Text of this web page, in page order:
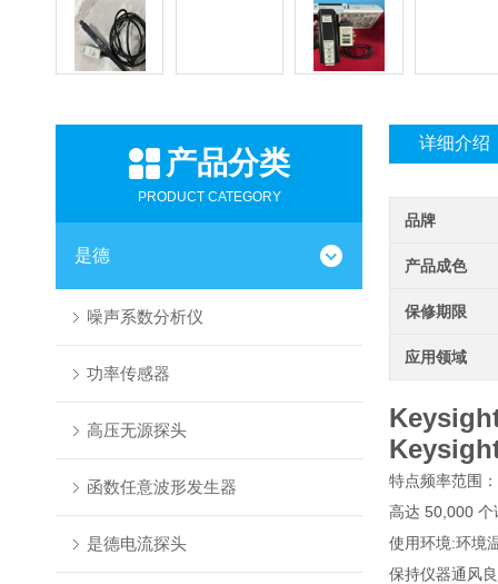
产品分类
PRODUCT CATEGORY
是德
噪声系数分析仪
功率传感器
高压无源探头
函数任意波形发生器
是德电流探头
详细介绍
品牌
产品成色
保修期限
应用领域
特点频率范围
高达 50,000 个
使用环境:环境
保持仪器通风